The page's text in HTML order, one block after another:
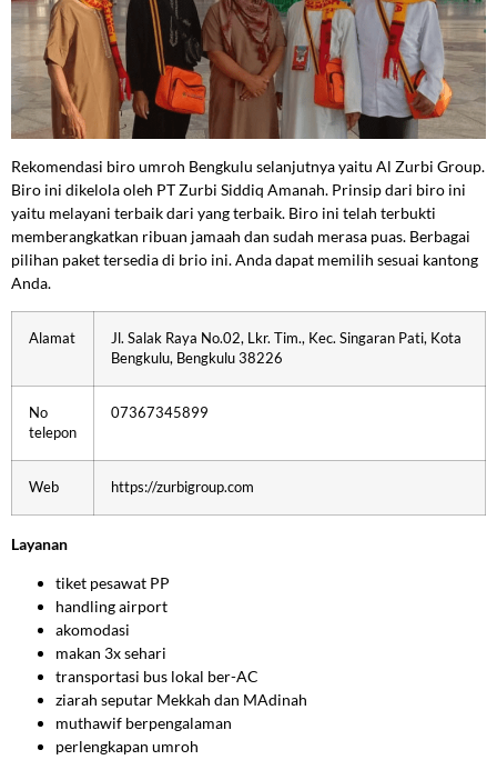
Rekomendasi biro umroh Bengkulu selanjutnya yaitu Al Zurbi Group.
Biro ini dikelola oleh PT Zurbi Siddiq Amanah. Prinsip dari biro ini
yaitu melayani terbaik dari yang terbaik. Biro ini telah terbukti
memberangkatkan ribuan jamaah dan sudah merasa puas. Berbagai
pilihan paket tersedia di brio ini. Anda dapat memilih sesuai kantong
Anda.
Alamat
Jl. Salak Raya No.02, Lkr. Tim., Kec. Singaran Pati, Kota
Bengkulu, Bengkulu 38226
No
telepon
07367345899
Web https://zurbigroup.com
Layanan
tiket pesawat PP
handling airport
akomodasi
makan 3x sehari
transportasi bus lokal ber-AC
ziarah seputar Mekkah dan MAdinah
muthawif berpengalaman
perlengkapan umroh